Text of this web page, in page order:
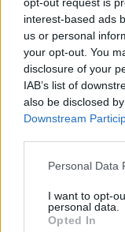
interest-based ads
us or personal
your opt-out. You
disclosure of your
IAB’s list of
also be disclosed
Downstream
Please note that
not limited to your
grant or deny
use your data for
Personal Data
I want to opt-
personal data.
Opted In
finanziamento,
futuro della tua
meticolosa e un
la differenza tra
In sintesi, le
molteplici
Dalla
crowdfunding, le
dimentichiamo: